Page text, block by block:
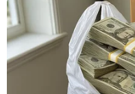
TIN LIÊN QUAN